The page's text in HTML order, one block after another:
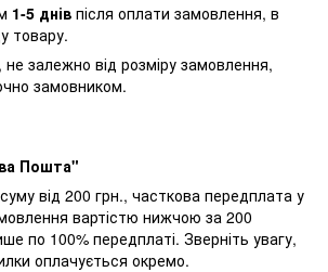
1-5 днів після оплати замовлення, в
товару.
не залежно від розміру замовлення,
замовником.
Пошта"
від 200 грн., часткова передплата у
вартістю нижчою за 200
по 100% передплаті. Зверніть увагу,
оплачується окремо.